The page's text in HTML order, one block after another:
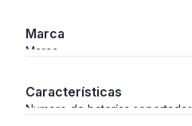
Marca
Marca
Características
Numero de baterías soportadas